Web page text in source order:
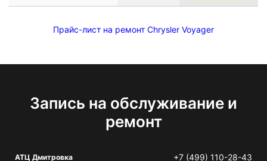
Прайс-лист на ремонт Chrysler Voyager
Запись на обслуживание и
ремонт
АТЦ Дмитровка +7 (499) 110-28-43